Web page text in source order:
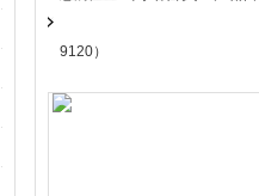
9120）